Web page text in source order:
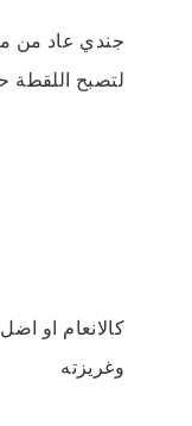
جندي عاد من
لتصبح اللقطة
كالانعام او
وغريزته